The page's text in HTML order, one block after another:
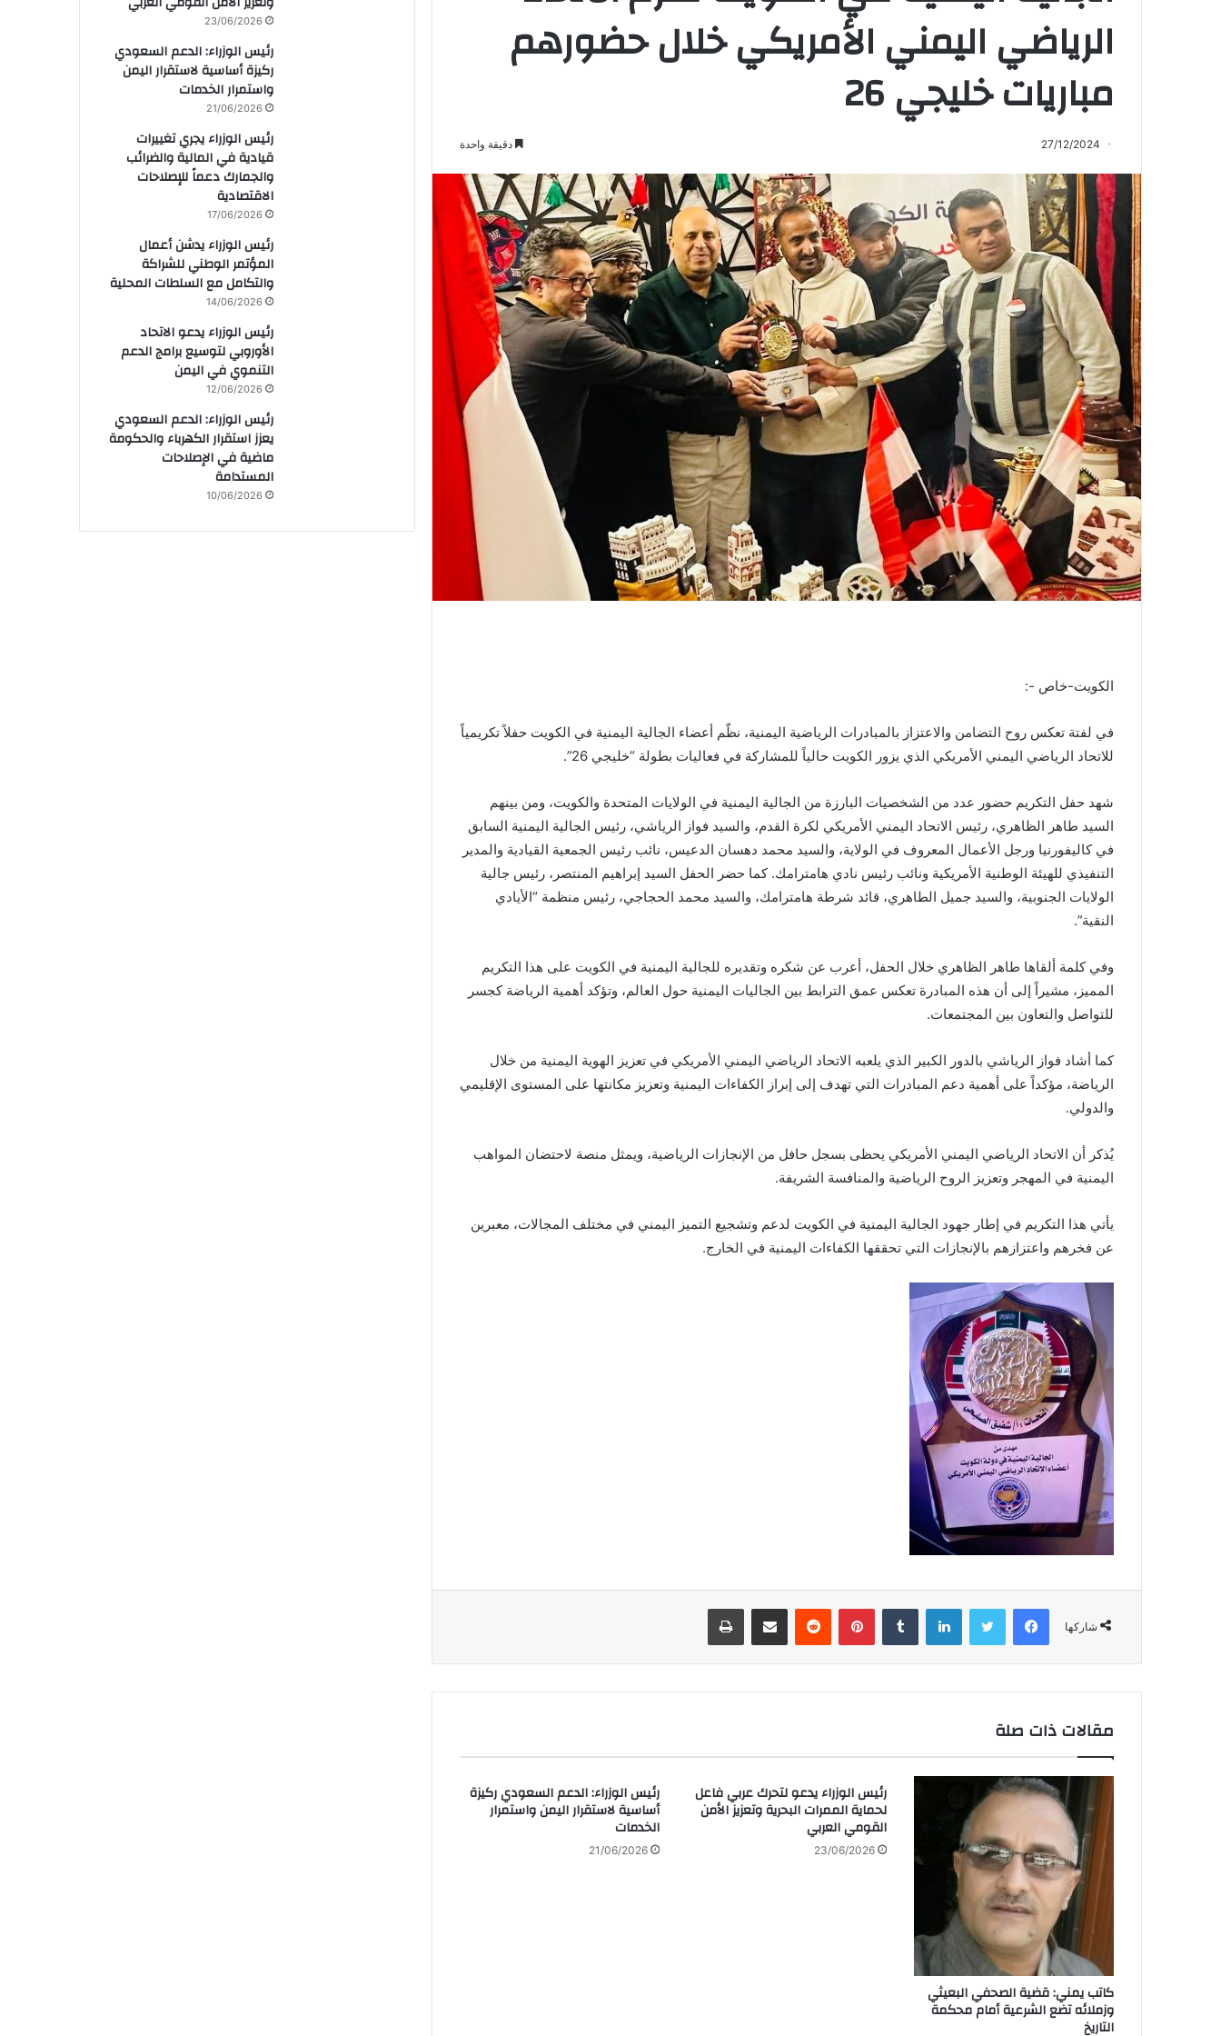
الرياضي اليمني الأمريكي خلال حضورهم
مباريات خليجي 26
27/12/2024 دقيقة واحدة
الكويت-خاص -:
في لفتة تعكس روح التضامن والاعتزاز بالمبادرات الرياضية اليمنية، نظّم أعضاء الجالية اليمنية في الكويت حفلاً تكريمياً
للاتحاد الرياضي اليمني الأمريكي الذي يزور الكويت حالياً للمشاركة في فعاليات بطولة “خليجي 26”.
شهد حفل التكريم حضور عدد من الشخصيات البارزة من الجالية اليمنية في الولايات المتحدة والكويت، ومن بينهم
السيد طاهر الظاهري، رئيس الاتحاد اليمني الأمريكي لكرة القدم، والسيد فواز الرياشي، رئيس الجالية اليمنية السابق
في كاليفورنيا ورجل الأعمال المعروف في الولاية، والسيد محمد دهسان الدعيس، نائب رئيس الجمعية القيادية والمدير
التنفيذي للهيئة الوطنية الأمريكية ونائب رئيس نادي هامترامك. كما حضر الحفل السيد إبراهيم المنتصر، رئيس جالية
الولايات الجنوبية، والسيد جميل الطاهري، قائد شرطة هامترامك، والسيد محمد الحجاجي، رئيس منظمة “الأيادي
النقية”.
وفي كلمة ألقاها طاهر الظاهري خلال الحفل، أعرب عن شكره وتقديره للجالية اليمنية في الكويت على هذا التكريم
المميز، مشيراً إلى أن هذه المبادرة تعكس عمق الترابط بين الجاليات اليمنية حول العالم، وتؤكد أهمية الرياضة كجسر
للتواصل والتعاون بين المجتمعات.
كما أشاد فواز الرياشي بالدور الكبير الذي يلعبه الاتحاد الرياضي اليمني الأمريكي في تعزيز الهوية اليمنية من خلال
الرياضة، مؤكداً على أهمية دعم المبادرات التي تهدف إلى إبراز الكفاءات اليمنية وتعزيز مكانتها على المستوى الإقليمي
والدولي.
يُذكر أن الاتحاد الرياضي اليمني الأمريكي يحظى بسجل حافل من الإنجازات الرياضية، ويمثل منصة لاحتضان المواهب
اليمنية في المهجر وتعزيز الروح الرياضية والمنافسة الشريفة.
يأتي هذا التكريم في إطار جهود الجالية اليمنية في الكويت لدعم وتشجيع التميز اليمني في مختلف المجالات، معبرين
عن فخرهم واعتزازهم بالإنجازات التي تحققها الكفاءات اليمنية في الخارج.
شاركها
فيسبوك لينكدإن بينتيريست
مقالات ذات صلة
كاتب يمني: قضية الصحفي البعيثي
وزملائه تضع الشرعية أمام محكمة
التاريخ
رئيس الوزراء يدعو لتحرك عربي فاعل
لحماية الممرات البحرية وتعزيز الأمن
القومي العربي
23/06/2026
رئيس الوزراء: الدعم السعودي ركيزة
أساسية لاستقرار اليمن واستمرار
الخدمات
21/06/2026
23/06/2026
رئيس الوزراء: الدعم السعودي
ركيزة أساسية لاستقرار اليمن
واستمرار الخدمات
21/06/2026
رئيس الوزراء يجري تغييرات
قيادية في المالية والضرائب
والجمارك دعماً للإصلاحات
الاقتصادية
17/06/2026
رئيس الوزراء يدشن أعمال
المؤتمر الوطني للشراكة
والتكامل مع السلطات المحلية
14/06/2026
رئيس الوزراء يدعو الاتحاد
الأوروبي لتوسيع برامج الدعم
التنموي في اليمن
12/06/2026
رئيس الوزراء: الدعم السعودي
يعزز استقرار الكهرباء والحكومة
ماضية في الإصلاحات
المستدامة
10/06/2026